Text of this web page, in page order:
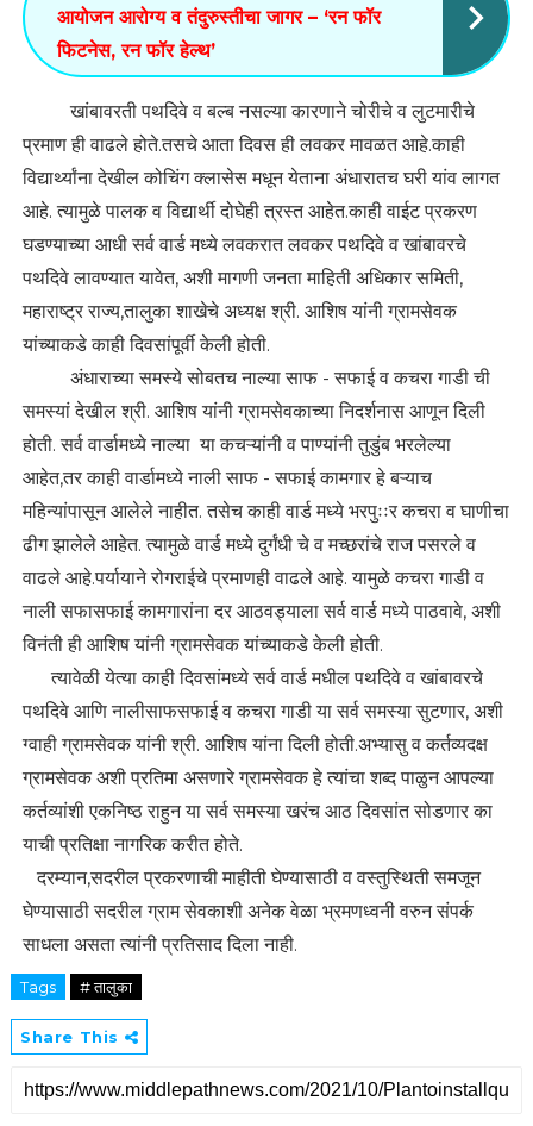
आयोजन आरोग्य व तंदुरुस्तीचा जागर – ‘रन फॉर
फिटनेस, रन फॉर हेल्थ’
खांबावरती पथदिवे व बल्ब नसल्या कारणाने चोरीचे व लुटमारीचे
प्रमाण ही वाढले होते.तसचे आता दिवस ही लवकर मावळत आहे.काही
विद्यार्थ्यांना देखील कोचिंग क्लासेस मधून येताना अंधारातच घरी यांव लागत
आहे. त्यामुळे पालक व विद्यार्थी दोघेही त्रस्त आहेत.काही वाईट प्रकरण
घडण्याच्या आधी सर्व वार्ड मध्ये लवकरात लवकर पथदिवे व खांबावरचे
पथदिवे लावण्यात यावेत, अशी मागणी जनता माहिती अधिकार समिती,
महाराष्ट्र राज्य,तालुका शाखेचे अध्यक्ष श्री. आशिष यांनी ग्रामसेवक
यांच्याकडे काही दिवसांपूर्वी केली होती.
अंधाराच्या समस्ये सोबतच नाल्या साफ - सफाई व कचरा गाडी ची
समस्यां देखील श्री. आशिष यांनी ग्रामसेवकाच्या निदर्शनास आणून दिली
होती. सर्व वार्डामध्ये नाल्या या कचऱ्यांनी व पाण्यांनी तुडुंब भरलेल्या
आहेत,तर काही वार्डामध्ये नाली साफ - सफाई कामगार हे बऱ्याच
महिन्यांपासून आलेले नाहीत. तसेच काही वार्ड मध्ये भरपुःःर कचरा व घाणीचा
ढीग झालेले आहेत. त्यामुळे वार्ड मध्ये दुर्गंधी चे व मच्छरांचे राज पसरले व
वाढले आहे.पर्यायाने रोगराईचे प्रमाणही वाढले आहे. यामुळे कचरा गाडी व
नाली सफासफाई कामगारांना दर आठवड्याला सर्व वार्ड मध्ये पाठवावे, अशी
विनंती ही आशिष यांनी ग्रामसेवक यांच्याकडे केली होती.
त्यावेळी येत्या काही दिवसांमध्ये सर्व वार्ड मधील पथदिवे व खांबावरचे
पथदिवे आणि नालीसाफसफाई व कचरा गाडी या सर्व समस्या सुटणार, अशी
ग्वाही ग्रामसेवक यांनी श्री. आशिष यांना दिली होती.अभ्यासु व कर्तव्यदक्ष
ग्रामसेवक अशी प्रतिमा असणारे ग्रामसेवक हे त्यांचा शब्द पाळुन आपल्या
कर्तव्यांशी एकनिष्ठ राहुन या सर्व समस्या खरंच आठ दिवसांत सोडणार का
याची प्रतिक्षा नागरिक करीत होते.
दरम्यान,सदरील प्रकरणाची माहीती घेण्यासाठी व वस्तुस्थिती समजून
घेण्यासाठी सदरील ग्राम सेवकाशी अनेक वेळा भ्रमणध्वनी वरुन संपर्क
साधला असता त्यांनी प्रतिसाद दिला नाही.
Tags # तालुका
Share This